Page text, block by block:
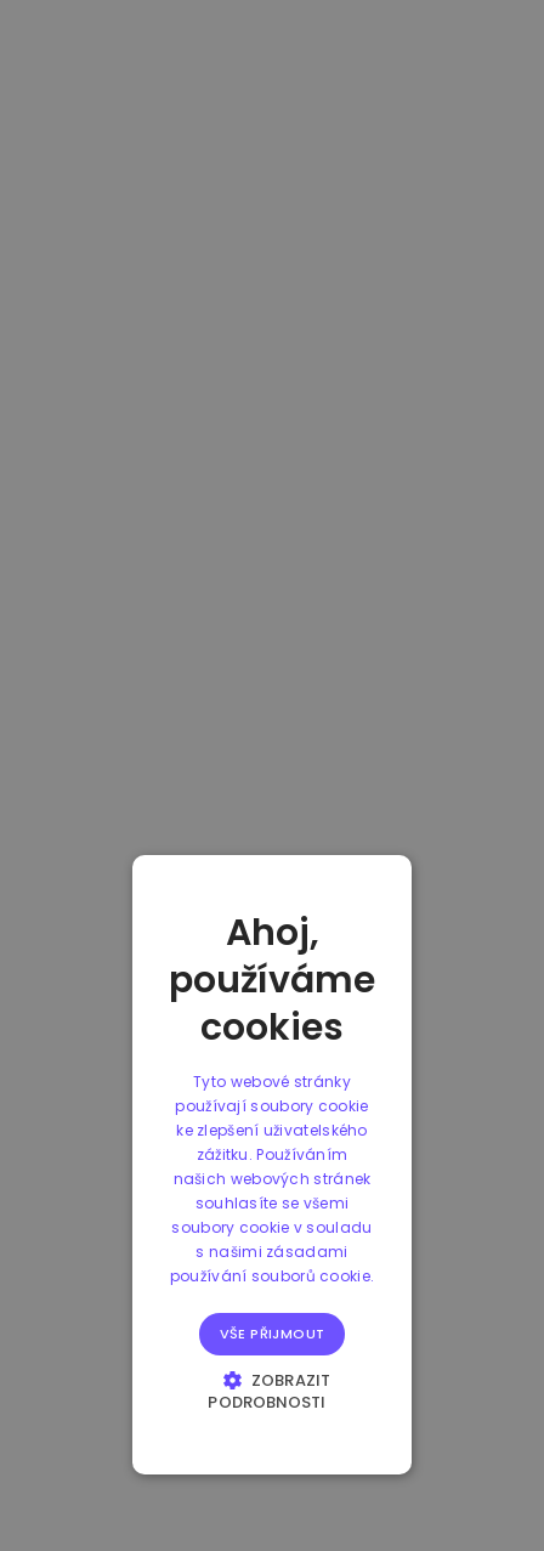
Ahoj,
používáme
cookies
Tyto webové stránky
používají soubory cookie
ke zlepšení uživatelského
zážitku. Používáním
našich webových stránek
souhlasíte se všemi
soubory cookie v souladu
s našimi zásadami
používání souborů cookie.
VŠE PŘIJMOUT
ZOBRAZIT
PODROBNOSTI